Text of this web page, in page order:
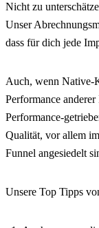
Nicht zu
Unser
dass für dich jede
Auch, wenn Native-
Performance
Performance-
Qualität, vor allem
Funnel angesiedelt
Unsere Top Tipps